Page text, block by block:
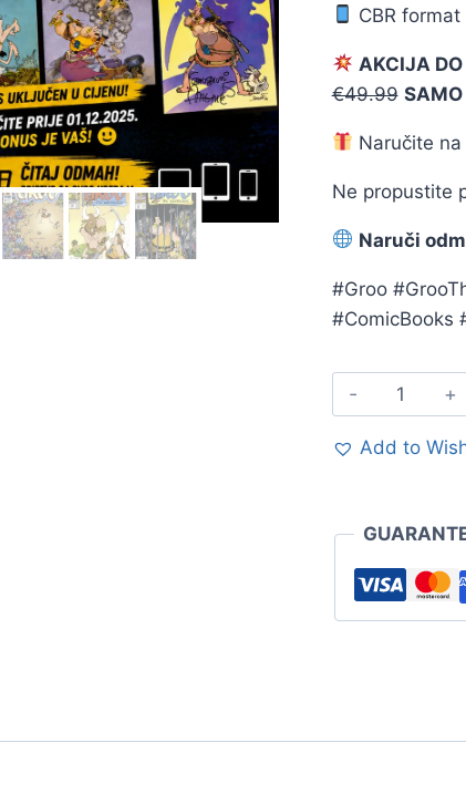
CBR
AKCIJA
€49.99
Naručite
Ne propustite
Naruči
#Groo
#ComicBooks
Add to